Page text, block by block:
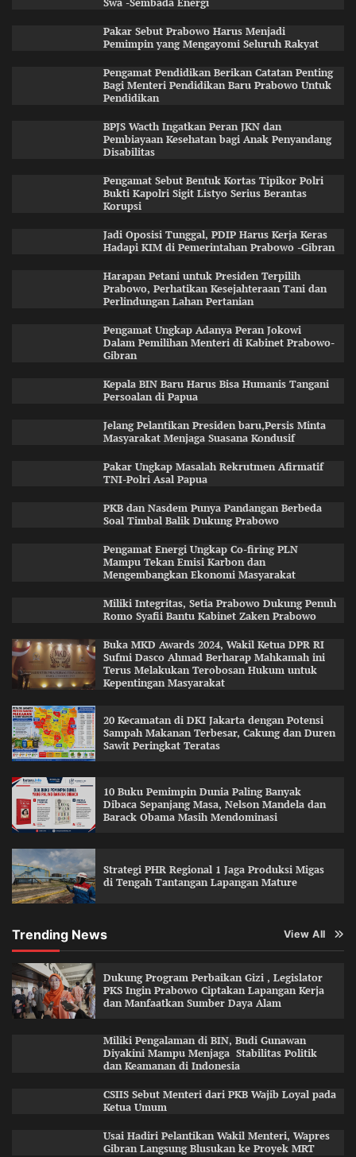
Swa -Sembada Energi
Pakar Sebut Prabowo Harus Menjadi
Pemimpin yang Mengayomi Seluruh Rakyat
Pengamat Pendidikan Berikan Catatan Penting
Bagi Menteri Pendidikan Baru Prabowo Untuk
Pendidikan
BPJS Wacth Ingatkan Peran JKN dan
Pembiayaan Kesehatan bagi Anak Penyandang
Disabilitas
Pengamat Sebut Bentuk Kortas Tipikor Polri
Bukti Kapolri Sigit Listyo Serius Berantas
Korupsi
Jadi Oposisi Tunggal, PDIP Harus Kerja Keras
Hadapi KIM di Pemerintahan Prabowo -Gibran
Harapan Petani untuk Presiden Terpilih
Prabowo, Perhatikan Kesejahteraan Tani dan
Perlindungan Lahan Pertanian
Pengamat Ungkap Adanya Peran Jokowi
Dalam Pemilihan Menteri di Kabinet Prabowo-
Gibran
Kepala BIN Baru Harus Bisa Humanis Tangani
Persoalan di Papua
Jelang Pelantikan Presiden baru,Persis Minta
Masyarakat Menjaga Suasana Kondusif
Pakar Ungkap Masalah Rekrutmen Afirmatif
TNI-Polri Asal Papua
PKB dan Nasdem Punya Pandangan Berbeda
Soal Timbal Balik Dukung Prabowo
Pengamat Energi Ungkap Co-firing PLN
Mampu Tekan Emisi Karbon dan
Mengembangkan Ekonomi Masyarakat
Miliki Integritas, Setia Prabowo Dukung Penuh
Romo Syafii Bantu Kabinet Zaken Prabowo
Buka MKD Awards 2024, Wakil Ketua DPR RI
Sufmi Dasco Ahmad Berharap Mahkamah ini
Terus Melakukan Terobosan Hukum untuk
Kepentingan Masyarakat
20 Kecamatan di DKI Jakarta dengan Potensi
Sampah Makanan Terbesar, Cakung dan Duren
Sawit Peringkat Teratas
10 Buku Pemimpin Dunia Paling Banyak
Dibaca Sepanjang Masa, Nelson Mandela dan
Barack Obama Masih Mendominasi
Strategi PHR Regional 1 Jaga Produksi Migas
di Tengah Tantangan Lapangan Mature
Trending News View All
Dukung Program Perbaikan Gizi , Legislator
PKS Ingin Prabowo Ciptakan Lapangan Kerja
dan Manfaatkan Sumber Daya Alam
Miliki Pengalaman di BIN, Budi Gunawan
Diyakini Mampu Menjaga Stabilitas Politik
dan Keamanan di Indonesia
CSIIS Sebut Menteri dari PKB Wajib Loyal pada
Ketua Umum
Usai Hadiri Pelantikan Wakil Menteri, Wapres
Gibran Langsung Blusukan ke Proyek MRT